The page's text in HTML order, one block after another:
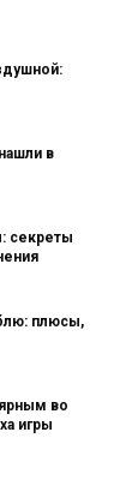
в
секреты
плюсы,
во
игры